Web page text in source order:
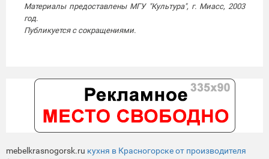
Материалы предоставлены МГУ "Культура", г. Миасс, 2003
год.
Публикуется с сокращениями.
mebelkrasnogorsk.ru кухня в Красногорске от производителя